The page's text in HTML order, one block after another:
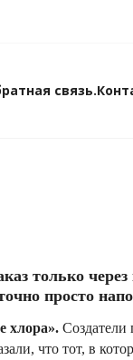
только через
просто
хлора».Создатели
что тот, в